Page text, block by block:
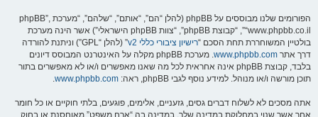
הפורומים שלנו מבוססים על phpBB (להלן “הם”, “אותם”, “שלהם”, “מערכת phpBB”,
“www.phpbb.co.il”, “קבוצת phpBB”, “צוות phpBB הישראלי”) אשר הינה מערכת
בולטיין המשוחררת תחת הסכם “רישיון ציבורי כללי v2
” (להלן “GPL”) וניתנת להורדה
דרך אתר www.phpbb.com
. מערכת phpBB מקלה על האינטרנט המבוסס דיונים
בלבד, קבוצת phpBB אינה אחראית לכל מה שאנו מאפשרים ו/או לא מאפשרים בתור
תוכן מורשה ו/או מנוהל. למידע נוסף לגבי phpBB, ראה:
www.phpbb.com
.
אתה מסכים לא לשלוח דברים גסים, גזעניים, אלימים, פוגעים, בלתי חוקיים או כל חומר
אחר אשר שנוי במחלוקת במדינה שלך, במדינה בה “ארח משפט” מאוחסנת או בחוק